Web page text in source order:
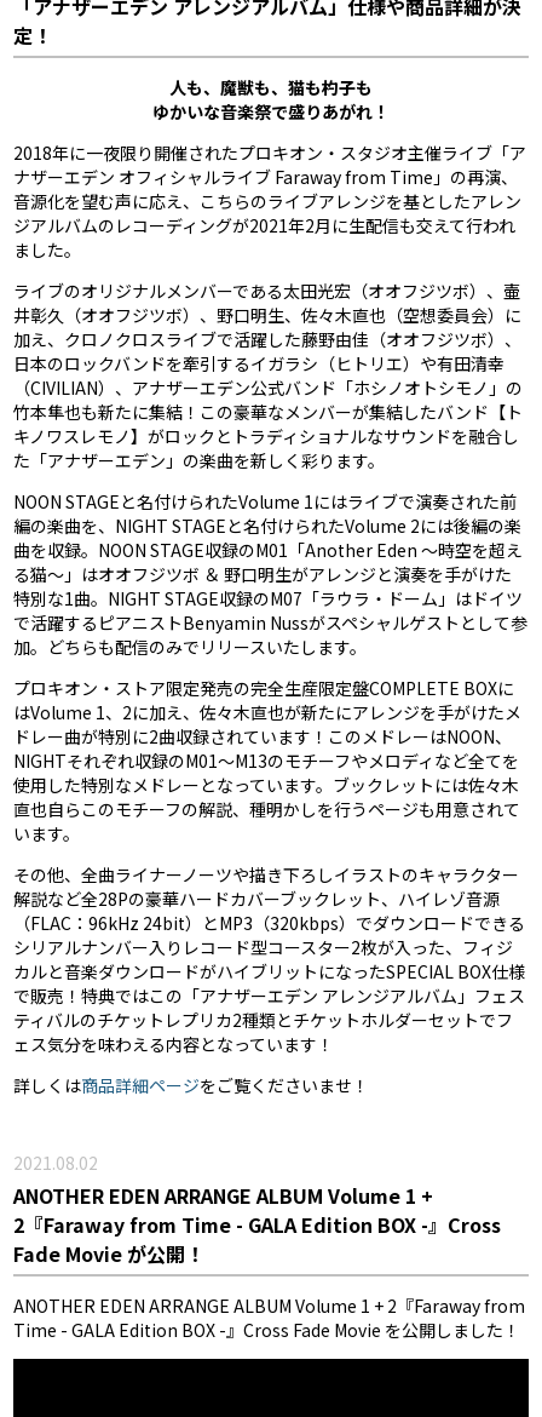
「アナザーエデン アレンジアルバム」仕様や商品詳細が決
定！
人も、魔獣も、猫も杓子も
ゆかいな音楽祭で盛りあがれ！
2018年に一夜限り開催されたプロキオン・スタジオ主催ライブ「ア
ナザーエデン オフィシャルライブ Faraway from Time」の再演、
音源化を望む声に応え、こちらのライブアレンジを基としたアレン
ジアルバムのレコーディングが2021年2月に生配信も交えて行われ
ました。
ライブのオリジナルメンバーである太田光宏（オオフジツボ）、壷
井彰久（オオフジツボ）、野口明生、佐々木直也（空想委員会）に
加え、クロノクロスライブで活躍した藤野由佳（オオフジツボ）、
日本のロックバンドを牽引するイガラシ（ヒトリエ）や有田清幸
（CIVILIAN）、アナザーエデン公式バンド「ホシノオトシモノ」の
竹本隼也も新たに集結！この豪華なメンバーが集結したバンド【ト
キノワスレモノ】がロックとトラディショナルなサウンドを融合し
た「アナザーエデン」の楽曲を新しく彩ります。
NOON STAGEと名付けられたVolume 1にはライブで演奏された前
編の楽曲を、NIGHT STAGEと名付けられたVolume 2には後編の楽
曲を収録。NOON STAGE収録のM01「Another Eden 〜時空を超え
る猫〜」はオオフジツボ ＆ 野口明生がアレンジと演奏を手がけた
特別な1曲。NIGHT STAGE収録のM07「ラウラ・ドーム」はドイツ
で活躍するピアニストBenyamin Nussがスペシャルゲストとして参
加。どちらも配信のみでリリースいたします。
プロキオン・ストア限定発売の完全生産限定盤COMPLETE BOXに
はVolume 1、2に加え、佐々木直也が新たにアレンジを手がけたメ
ドレー曲が特別に2曲収録されています！このメドレーはNOON、
NIGHTそれぞれ収録のM01〜M13のモチーフやメロディなど全てを
使用した特別なメドレーとなっています。ブックレットには佐々木
直也自らこのモチーフの解説、種明かしを行うページも用意されて
います。
その他、全曲ライナーノーツや描き下ろしイラストのキャラクター
解説など全28Pの豪華ハードカバーブックレット、ハイレゾ音源
（FLAC：96kHz 24bit）とMP3（320kbps）でダウンロードできる
シリアルナンバー入りレコード型コースター2枚が入った、フィジ
カルと音楽ダウンロードがハイブリットになったSPECIAL BOX仕様
で販売！特典ではこの「アナザーエデン アレンジアルバム」フェス
ティバルのチケットレプリカ2種類とチケットホルダーセットでフ
ェス気分を味わえる内容となっています！
詳しくは商品詳細ページをご覧くださいませ！
2021.08.02
ANOTHER EDEN ARRANGE ALBUM Volume 1 +
2『Faraway from Time - GALA Edition BOX -』Cross
Fade Movie が公開！
ANOTHER EDEN ARRANGE ALBUM Volume 1 + 2『Faraway from
Time - GALA Edition BOX -』Cross Fade Movie を公開しました！